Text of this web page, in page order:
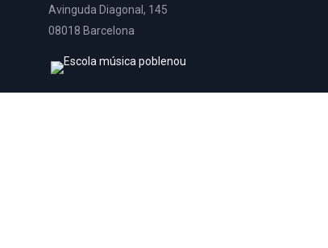
Avinguda Diagonal, 145
08018 Barcelona